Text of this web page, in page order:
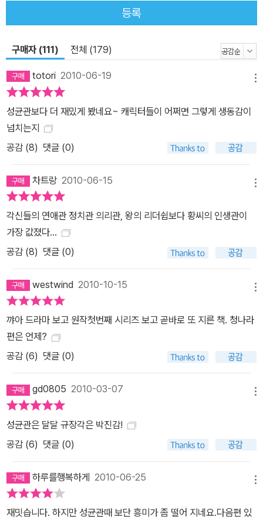
등록
구매자 (111) 전체 (179)
totori 2010-06-19
성균관보다 더 재밌게 봤네요~ 캐릭터들이 어쩌면 그렇게 생동감이
넘치는지
공감 (8) 댓글 (0)
차트랑 2010-06-15
각신들의 연애관 정치관 의리관, 왕의 리더쉽보다 황씨의 인생관이
가장 값졌다...
공감 (8) 댓글 (0)
westwind 2010-10-15
꺄아 드라마 보고 원작첫번째 시리즈 보고 곧바로 또 지른 책. 청나라
편은 언제?
공감 (6) 댓글 (0)
gd0805 2010-03-07
성균관은 달달 규장각은 박진감!
공감 (6) 댓글 (0)
하루를행복하게 2010-06-25
재밋습니다. 하지만 성균관때 보단 흥미가 좀 떨어 지네요.다음편 있